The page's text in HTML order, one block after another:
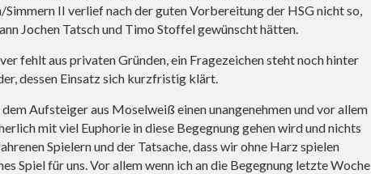
II verlief nach der guten Vorbereitung der HSG nicht so,
Jochen Tatsch und Timo Stoffel gewünscht hätten.
fehlt aus privaten Gründen, ein Fragezeichen steht noch hinter
dessen Einsatz sich kurzfristig klärt.
Aufsteiger aus Moselweiß einen unangenehmen und vor allem
mit viel Euphorie in diese Begegnung gehen wird und nichts
Spielern und der Tatsache, dass wir ohne Harz spielen
Spiel für uns. Vor allem wenn ich an die Begegnung letzte Woche